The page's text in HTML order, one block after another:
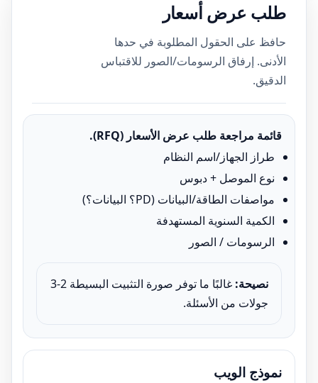
طلب عرض أسعار
حافظ على الحقول المطلوبة في حدها
الأدنى. إرفاق الرسومات/الصور للاقتباس
الدقيق.
قائمة مراجعة طلب عرض الأسعار (RFQ).
طراز الجهاز/اسم النظام
نوع الموصل + دبوس
مواصفات الطاقة/البيانات (PD؟ البيانات؟)
الكمية السنوية المستهدفة
الرسومات / الصور
نصيحة:
غالبًا ما توفر صورة التثبيت البسيطة 2-3
جولات من الأسئلة.
نموذج الويب